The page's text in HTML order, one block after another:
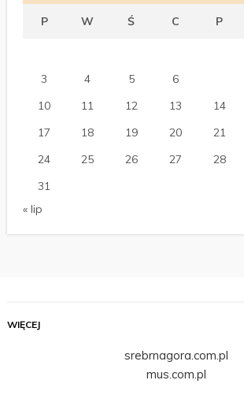
P W Ś C P
3
4 5 6
10
11 12 13 14
17
18 19 20 21
24
25 26 27 28
31
« lip
WIĘCEJ
srebrnagora.com.pl
mus.com.pl